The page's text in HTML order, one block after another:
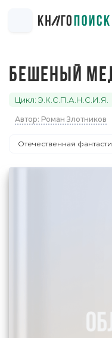
БЕШЕНЫЙ
Цикл: Э.К.С.П.А.Н.С.И.Я.
Автор: Роман Злотников
Отечественная